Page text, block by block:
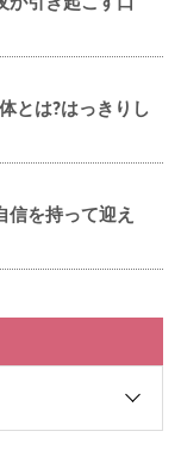
とは?はっきりし
を持って迎え